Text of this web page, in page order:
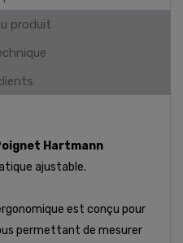
produit
Hartmann
ajustable.
est conçu pour
permettant de mesurer